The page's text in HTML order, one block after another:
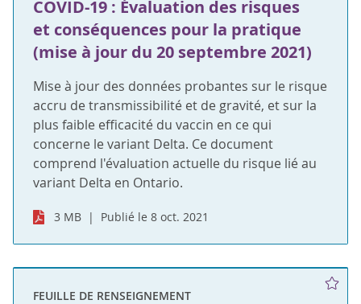
COVID-19 : Évaluation des risques
et conséquences pour la pratique
(mise à jour du 20 septembre 2021)
Mise à jour des données probantes sur le risque
accru de transmissibilité et de gravité, et sur la
plus faible efficacité du vaccin en ce qui
concerne le variant Delta. Ce document
comprend l'évaluation actuelle du risque lié au
variant Delta en Ontario.
3 MB Publié le 8 oct. 2021
FEUILLE DE RENSEIGNEMENT